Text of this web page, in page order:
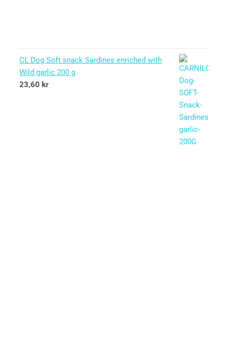
CL Dog Soft snack Sardines enriched with
Wild garlic 200 g
23,60 kr